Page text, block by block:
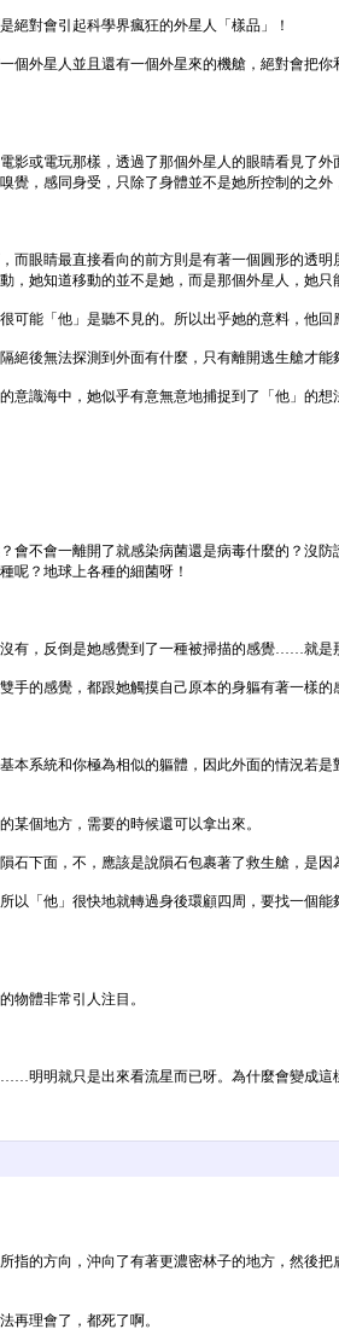
絕對會引起科學界瘋狂的外星人「樣品」！
個外星人並且還有一個外星來的機艙，絕對會
影或電玩那樣，透過了那個外星人的眼睛看見
，感同身受，只除了身體並不是她所控制的之外
眼睛最直接看向的前方則是有著一個圓形的透
她知道移動的並不是她，而是那個外星人，她只
可能「他」是聽不見的。所以出乎她的意料，他回
絕後無法探測到外面有什麼，只有離開逃生艙才能
意識海中，她似乎有意無意地捕捉到了「他」
會不會一離開了就感染病菌還是病毒什麼的？
呢？地球上各種的細菌呀！
有，反倒是她感覺到了一種被掃描的感覺……就是
的感覺，都跟她觸摸自己原本的身軀有著一樣的
本系統和你極為相似的軀體，因此外面的情況若
某個地方，需要的時候還可以拿出來。
下面，不，應該是說隕石包裹著了救生艙，是
「他」很快地就轉過身後環顧四周，要找一個
物體非常引人注目。
明明就只是出來看流星而已呀。為什麼會變成這
的方向，沖向了有著更濃密林子的地方，然後
理會了，都死了啊。